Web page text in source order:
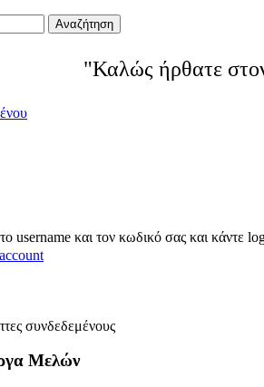
Αναζήτηση
"Καλώς ήρθατε
username και τον κωδικό σας και κάντε
συνδεδεμένους
Μελών